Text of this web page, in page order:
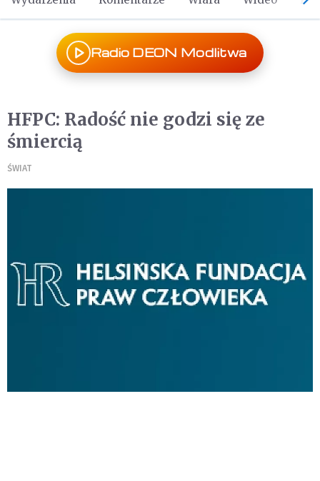
Radio DEON Modlitwa
HFPC: Radość nie godzi się ze
śmiercią
ŚWIAT